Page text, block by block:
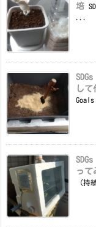
培
して
って
（持